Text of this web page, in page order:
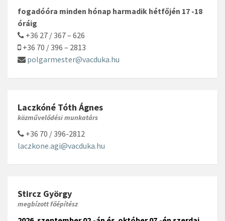
fogadóóra minden hónap harmadik hétfőjén 17 -18
óráig
+36 27 / 367 – 626
+36 70 / 396 – 2813
polgarmester@vacduka.hu
Laczkóné Tóth Ágnes
közművelődési munkatárs
+36 70 / 396-2812
laczkone.agi@vacduka.hu
Stircz György
megbízott főépítész